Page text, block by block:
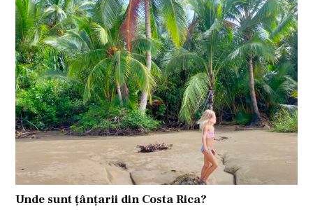
Unde sunt țânțarii din Costa Rica?